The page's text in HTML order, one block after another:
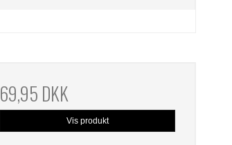
69,95 DKK
Vis produkt